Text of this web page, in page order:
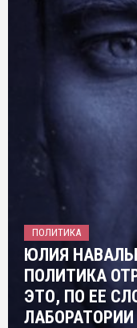
ПОЛИТИКА
ЮЛИЯ
ПОЛИТИКА
ЭТО, ПО ЕЕ
ЛАБОРАТОРИИ